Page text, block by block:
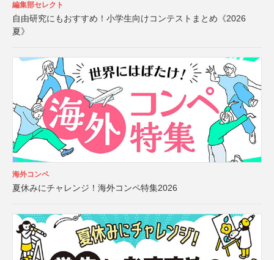
編集部セレクト
自由研究にもおすすめ！小学生向けコンテストまとめ《2026
夏》
海外コンペ
夏休みにチャレンジ！海外コンペ特集2026